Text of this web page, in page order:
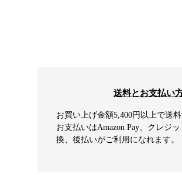
送料とお支払い
お買い上げ金額5,400円以上で送
お支払いはAmazon Pay、クレジッ
換、後払いがご利用になれます。